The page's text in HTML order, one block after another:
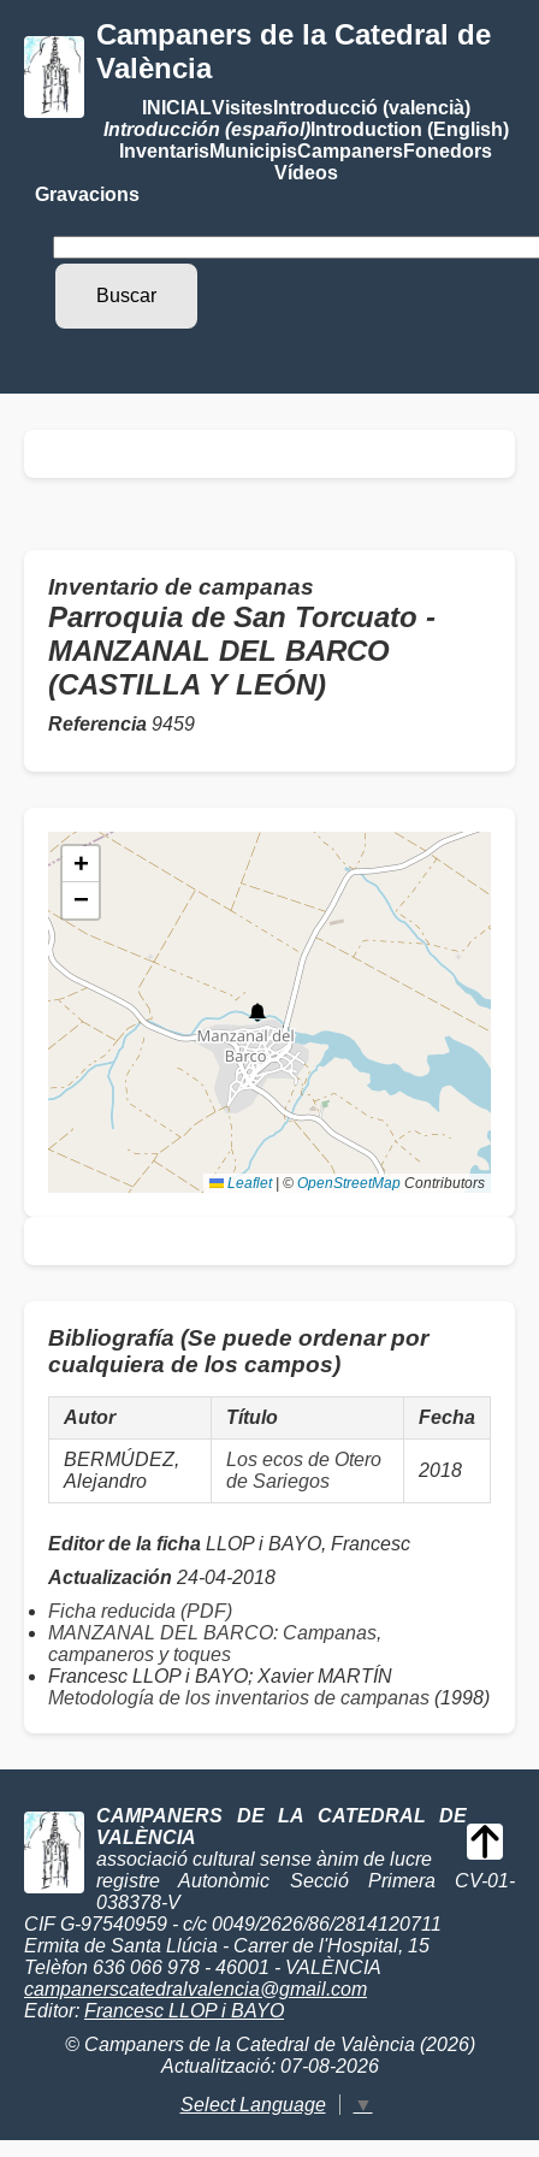
Campaners de la Catedral de
València
INICIALVisitesIntroducció (valencià)
Introducción (español)Introduction (English)
InventarisMunicipisCampanersFonedors
Vídeos
Gravacions
Inventario de campanas
Parroquia de San Torcuato -
MANZANAL DEL BARCO
(CASTILLA Y LEÓN)
Referencia 9459
+
−
Leaflet © OpenStreetMap Contributors
Bibliografía (Se puede ordenar por
cualquiera de los campos)
Autor Título Fecha
BERMÚDEZ,
Alejandro
Los ecos de Otero
de Sariegos
2018
Editor de la ficha LLOP i BAYO, Francesc
Actualización 24-04-2018
Ficha reducida (PDF)
MANZANAL DEL BARCO: Campanas,
campaneros y toques
Francesc LLOP i BAYO; Xavier MARTÍN
Metodología de los inventarios de campanas (1998)
CAMPANERS DE LA CATEDRAL DE
VALÈNCIA
associació cultural sense ànim de lucre
registre Autonòmic Secció Primera CV-01-
038378-V
CIF G-97540959 - c/c 0049/2626/86/2814120711
Ermita de Santa Llúcia - Carrer de l'Hospital, 15
Telèfon 636 066 978 - 46001 - VALÈNCIA
campanerscatedralvalencia@gmail.com
Editor: Francesc LLOP i BAYO
© Campaners de la Catedral de València (2026)
Actualització: 07-08-2026
Select Language
▼